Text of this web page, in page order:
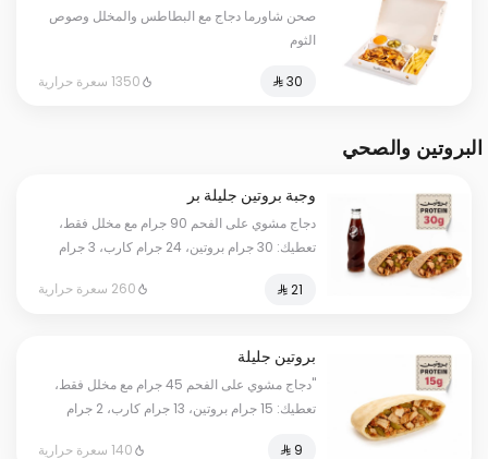
صحن شاورما دجاج مع البطاطس والمخلل وصوص
الثوم
1350 سعرة حرارية
البروتين والصحي
وجبة بروتين جليلة بر
دجاج مشوي على الفحم 90 جرام مع مخلل فقط،
تعطيك: 30 جرام بروتين، 24 جرام كارب، 3 جرام
وموثقة بفحص مختبر معتمد؛ كل وانت مرتاح.
260 سعرة حرارية
بروتين جليلة
"دجاج مشوي على الفحم 45 جرام مع مخلل فقط،
تعطيك: 15 جرام بروتين، 13 جرام كارب، 2 جرام
140 سعرة حرارية